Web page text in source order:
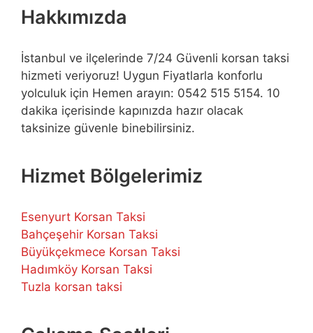
Hakkımızda
İstanbul ve ilçelerinde 7/24 Güvenli korsan taksi
hizmeti veriyoruz! Uygun Fiyatlarla konforlu
yolculuk için Hemen arayın: 0542 515 5154. 10
dakika içerisinde kapınızda hazır olacak
taksinize güvenle binebilirsiniz.
Hizmet Bölgelerimiz
Esenyurt Korsan Taksi
Bahçeşehir Korsan Taksi
Büyükçekmece Korsan Taksi
Hadımköy Korsan Taksi
Tuzla korsan taksi